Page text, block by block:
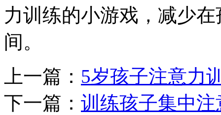
力训练的小游戏，减少
间。
上一篇： 5岁孩子注意力
下一篇： 训练孩子集中